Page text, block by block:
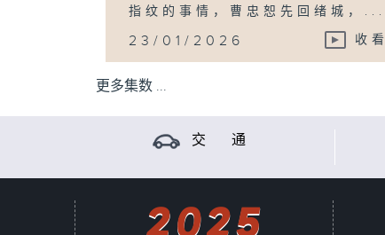
指纹的事情，曹忠恕先回绪城，...
23/01/2026 收看
更多集数 ...
交 通